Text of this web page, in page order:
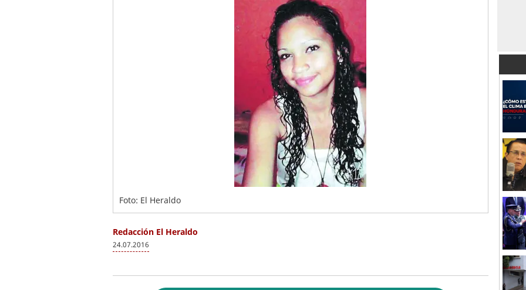
Foto: El Heraldo
Redacción El Heraldo
24.07.2016